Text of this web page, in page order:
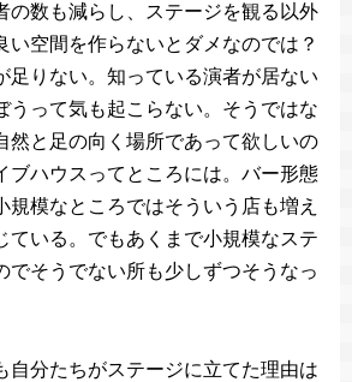
の数も減らし、ステージを観る以外
い空間を作らないとダメなのでは？
足りない。知っている演者が居ない
うって気も起こらない。そうではな
然と足の向く場所であって欲しいの
ブハウスってところには。バー形態
規模なところではそういう店も増え
ている。でもあくまで小規模なステ
でそうでない所も少しずつそうなっ
自分たちがステージに立てた理由は